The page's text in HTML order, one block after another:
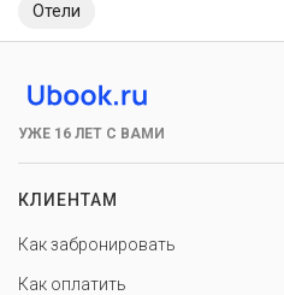
Отели
УЖЕ 16 ЛЕТ С ВАМИ
КЛИЕНТАМ
Как забронировать
Как оплатить